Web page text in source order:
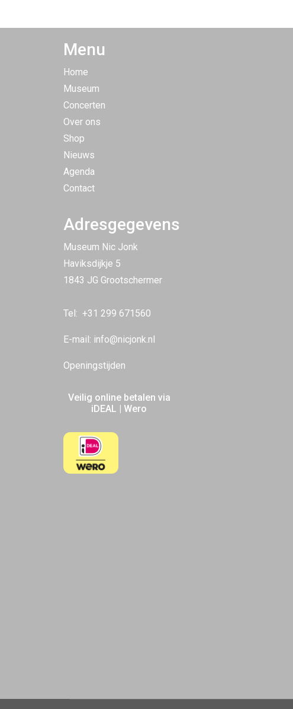
Menu
Home
Museum
Concerten
Over ons
Shop
Nieuws
Agenda
Contact
Adresgegevens
Museum Nic Jonk
Haviksdijkje 5
1843 JG Grootschermer
Tel: +31 299 671560
E-mail: info@nicjonk.nl
Openingstijden
Veilig online betalen via
iDEAL | Wero